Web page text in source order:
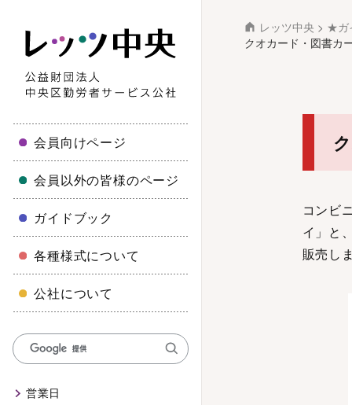
会員向けページ
会員以外の皆様のページ
ガイドブック
各種様式について
公社について
営業日
レッツ中央 > ★ガ
クオカード・図書カ
コンビ
イ」と
販売し